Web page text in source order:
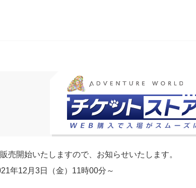
売開始いたしますので、お知らせいたします。
年12月3日（金）11時00分～